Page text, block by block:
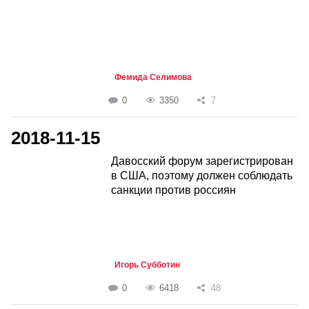
Фемида Селимова
0 3350 7
2018-11-15
Давосский форум зарегистрирован
в США, поэтому должен соблюдать
санкции против россиян
Игорь Субботин
0 6418 48